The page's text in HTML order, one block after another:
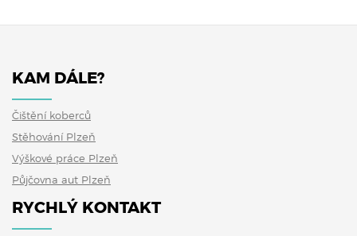
KAM DÁLE?
Čištění koberců
Stěhování Plzeň
Výškové práce Plzeň
Půjčovna aut Plzeň
RYCHLÝ KONTAKT